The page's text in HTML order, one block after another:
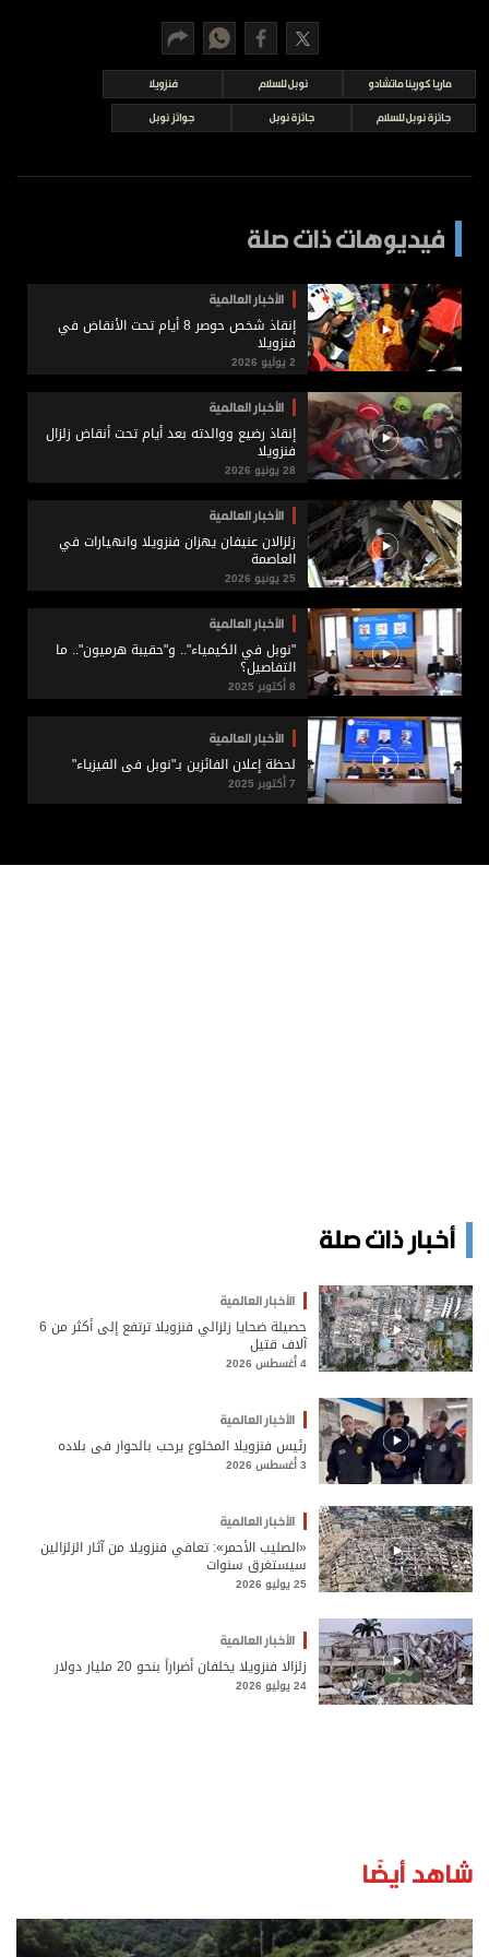
مواقيت الصلاة
الأحوال الجوية
ماريا كورينا ماتشادو نوبل للسلام فنزويلا
جائزة نوبل للسلام جائزة نوبل جوائز نوبل
فيديوهات ذات صلة
الأخبار العالمية
إنقاذ شخص حوصر 8 أيام تحت الأنقاض في
فنزويلا
2 يوليو 2026
الأخبار العالمية
إنقاذ رضيع ووالدته بعد أيام تحت أنقاض زلزال
فنزويلا
28 يونيو 2026
الأخبار العالمية
زلزالان عنيفان يهزان فنزويلا وانهيارات في
العاصمة
25 يونيو 2026
الأخبار العالمية
"نوبل في الكيمياء".. و"حقيبة هرميون".. ما
التفاصيل؟
8 أكتوبر 2025
الأخبار العالمية
لحظة إعلان الفائزين بـ"نوبل في الفيزياء"
7 أكتوبر 2025
أخبار ذات صلة
الأخبار العالمية
حصيلة ضحايا زلزالي فنزويلا ترتفع إلى أكثر من 6
آلاف قتيل
4 أغسطس 2026
الأخبار العالمية
رئيس فنزويلا المخلوع يرحب بالحوار في بلاده
3 أغسطس 2026
الأخبار العالمية
«الصليب الأحمر»: تعافي فنزويلا من آثار الزلزالين
سيستغرق سنوات
25 يوليو 2026
الأخبار العالمية
زلزالا فنزويلا يخلفان أضراراً بنحو 20 مليار دولار
24 يوليو 2026
شاهد أيضًا